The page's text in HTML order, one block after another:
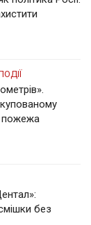
пожежа
без